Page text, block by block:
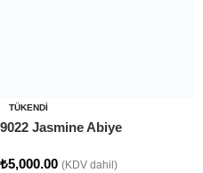
TÜKENDI
9022 Jasmine Abiye
₺5,000.00 (KDV dahil)